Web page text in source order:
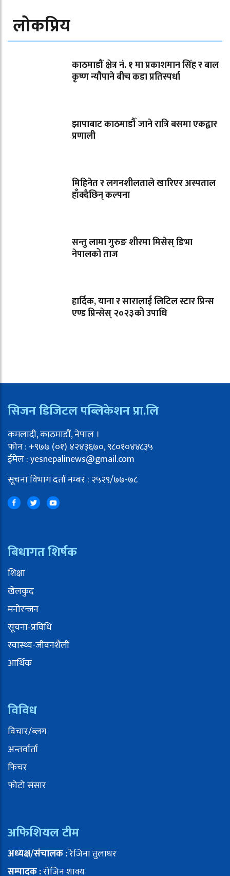
लोकप्रिय
काठमाडौं क्षेत्र नं. १ मा प्रकाशमान सिंह र बाल
कृष्ण न्यौपाने बीच कडा प्रतिस्पर्धा
झापाबाट काठमाडौँ जाने रात्रि बसमा एकद्वार
प्रणाली
मिहिनेत र लगनशीलताले खारिएर अस्पताल
हाँक्दैछिन् कल्पना
सन्तु लामा गुरुङ शीरमा मिसेस् डिभा
नेपालको ताज
हार्दिक, याना र सारालाई लिटिल स्टार प्रिन्स
एण्ड प्रिन्सेस् २०२३को उपाधि
सिजन डिजिटल पब्लिकेशन प्रा.लि
कमलादी, काठमाडौं, नेपाल ।
फोन : +९७७ (०१) ४२४३६७०, ९८०१०४४८३५
ईमेल : yesnepalinews@gmail.com
सूचना विभाग दर्ता नम्बर : २५२९/७७-७८
बिधागत शिर्षक
शिक्षा
खेलकुद
मनोरन्जन
सूचना-प्रविधि
स्वास्थ्य-जीवनशैली
आर्थिक
विविध
विचार/ब्लग
अन्तर्वार्ता
फिचर
फोटो संसार
अफिशियल टीम
अध्यक्ष/संचालक :रेजिना तुलाधर
सम्पादक :रोजिन शाक्य